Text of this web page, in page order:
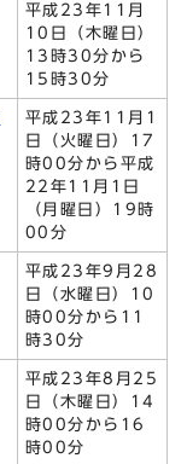
平成23年11月
10日（木曜日）
13時30分から
15時30分
平成23年11月1
日（火曜日）17
時00分から平成
22年11月1日
（月曜日）19時
00分
平成23年9月28
日（水曜日）10
時00分から11
時30分
平成23年8月25
日（木曜日）14
時00分から16
時00分